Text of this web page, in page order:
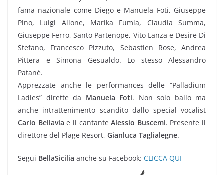
fama nazionale come Diego e Manuela Foti, Giuseppe
Pino, Luigi Allone, Marika Fumia, Claudia Summa,
Giuseppe Ferro, Santo Partenope, Vito Lanza e Desire Di
Stefano, Francesco Pizzuto, Sebastien Rose, Andrea
Pittera e Simona Gesualdo. Lo stesso Alessandro
Patanè.
Apprezzate anche le performances delle “Palladium
Ladies” dirette da Manuela Foti. Non solo ballo ma
anche intrattenimento scandito dallo special vocalist
Carlo Bellavia e il cantanteAlessio Buscemi. Presente il
direttore del Plage Resort, Gianluca Taglialegne.
Segui BellaSicilia anche su Facebook: CLICCA QUI